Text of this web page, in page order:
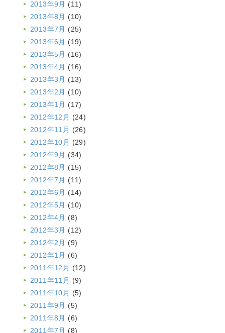
2013年9月 (11)
2013年8月 (10)
2013年7月 (25)
2013年6月 (19)
2013年5月 (16)
2013年4月 (16)
2013年3月 (13)
2013年2月 (10)
2013年1月 (17)
2012年12月 (24)
2012年11月 (26)
2012年10月 (29)
2012年9月 (34)
2012年8月 (15)
2012年7月 (11)
2012年6月 (14)
2012年5月 (10)
2012年4月 (8)
2012年3月 (12)
2012年2月 (9)
2012年1月 (6)
2011年12月 (12)
2011年11月 (9)
2011年10月 (5)
2011年9月 (5)
2011年8月 (6)
2011年7月 (8)